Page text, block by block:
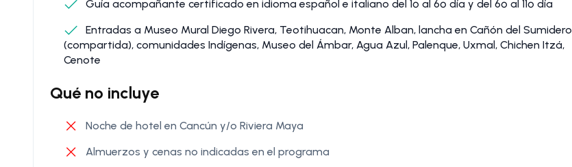
Guía acompañante certificado en idioma español e italiano del 1º al 6º día y del 6º al 11º día
Entradas a Museo Mural Diego Rivera, Teotihuacan, Monte Alban, lancha en Cañón del Sumidero
(compartida), comunidades Indígenas, Museo del Ámbar, Agua Azul, Palenque, Uxmal, Chichen Itzá,
Cenote
Qué no incluye
Noche de hotel en Cancún y/o Riviera Maya
Almuerzos y cenas no indicadas en el programa